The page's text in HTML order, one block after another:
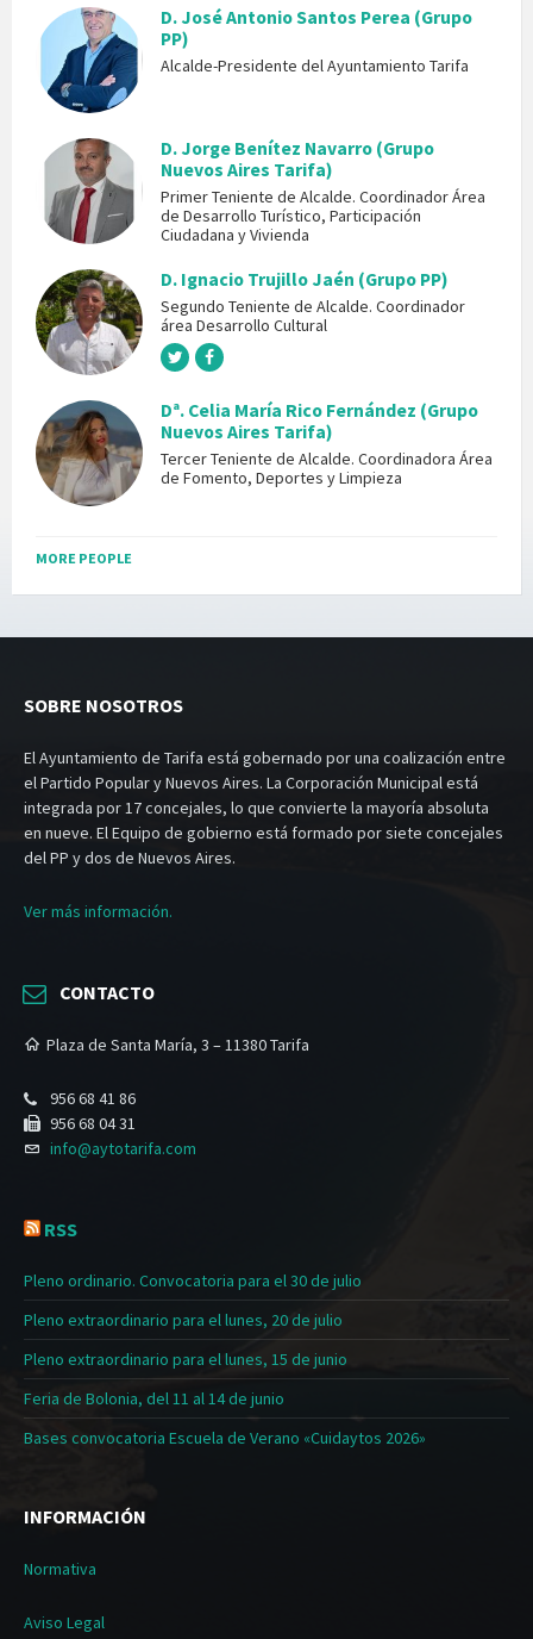
D. José Antonio Santos Perea (Grupo
PP)
Alcalde-Presidente del Ayuntamiento Tarifa
D. Jorge Benítez Navarro (Grupo
Nuevos Aires Tarifa)
Primer Teniente de Alcalde. Coordinador Área
de Desarrollo Turístico, Participación
Ciudadana y Vivienda
D. Ignacio Trujillo Jaén (Grupo PP)
Segundo Teniente de Alcalde. Coordinador
área Desarrollo Cultural
Dª. Celia María Rico Fernández (Grupo
Nuevos Aires Tarifa)
Tercer Teniente de Alcalde. Coordinadora Área
de Fomento, Deportes y Limpieza
MORE PEOPLE
SOBRE NOSOTROS
El Ayuntamiento de Tarifa está gobernado por una coalización entre
el Partido Popular y Nuevos Aires. La Corporación Municipal está
integrada por 17 concejales, lo que convierte la mayoría absoluta
en nueve. El Equipo de gobierno está formado por siete concejales
del PP y dos de Nuevos Aires.
Ver más información.
CONTACTO
Plaza de Santa María, 3 – 11380 Tarifa
956 68 41 86
956 68 04 31
info@aytotarifa.com
RSS
Pleno ordinario. Convocatoria para el 30 de julio
Pleno extraordinario para el lunes, 20 de julio
Pleno extraordinario para el lunes, 15 de junio
Feria de Bolonia, del 11 al 14 de junio
Bases convocatoria Escuela de Verano «Cuidaytos 2026»
INFORMACIÓN
Normativa
Aviso Legal